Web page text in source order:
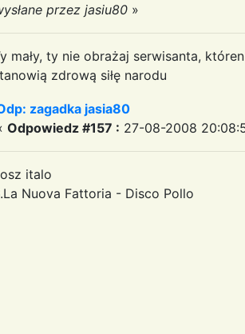
przez jasiu80 »
mały, ty nie obrażaj serwisanta,
zdrową siłę narodu
zagadka jasia80
Odpowiedz #157 : 27-08-2008
italo
Nuova Fattoria - Disco Pollo